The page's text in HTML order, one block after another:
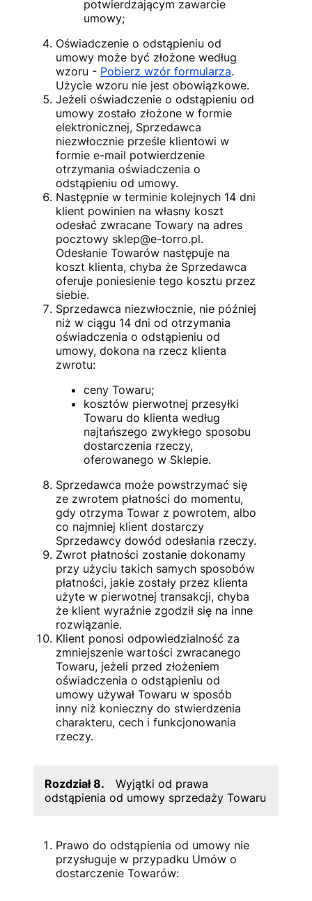
potwierdzającym zawarcie
umowy;
Oświadczenie o odstąpieniu od
umowy może być złożone według
wzoru - Pobierz wzór formularza.
Użycie wzoru nie jest obowiązkowe.
Jeżeli oświadczenie o odstąpieniu od
umowy zostało złożone w formie
elektronicznej, Sprzedawca
niezwłocznie prześle klientowi w
formie e-mail potwierdzenie
otrzymania oświadczenia o
odstąpieniu od umowy.
Następnie w terminie kolejnych 14 dni
klient powinien na własny koszt
odesłać zwracane Towary na adres
pocztowy sklep@e-torro.pl.
Odesłanie Towarów następuje na
koszt klienta, chyba że Sprzedawca
oferuje poniesienie tego kosztu przez
siebie.
Sprzedawca niezwłocznie, nie później
niż w ciągu 14 dni od otrzymania
oświadczenia o odstąpieniu od
umowy, dokona na rzecz klienta
zwrotu:
ceny Towaru;
kosztów pierwotnej przesyłki
Towaru do klienta według
najtańszego zwykłego sposobu
dostarczenia rzeczy,
oferowanego w Sklepie.
Sprzedawca może powstrzymać się
ze zwrotem płatności do momentu,
gdy otrzyma Towar z powrotem, albo
co najmniej klient dostarczy
Sprzedawcy dowód odesłania rzeczy.
Zwrot płatności zostanie dokonamy
przy użyciu takich samych sposobów
płatności, jakie zostały przez klienta
użyte w pierwotnej transakcji, chyba
że klient wyraźnie zgodził się na inne
rozwiązanie.
Klient ponosi odpowiedzialność za
zmniejszenie wartości zwracanego
Towaru, jeżeli przed złożeniem
oświadczenia o odstąpieniu od
umowy używał Towaru w sposób
inny niż konieczny do stwierdzenia
charakteru, cech i funkcjonowania
rzeczy.
Rozdział 8.
Wyjątki od prawa
odstąpienia od umowy sprzedaży Towaru
Prawo do odstąpienia od umowy nie
przysługuje w przypadku Umów o
dostarczenie Towarów: